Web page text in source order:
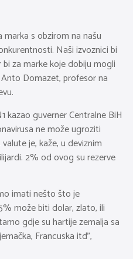
marka s obzirom na našu
Naši izvoznici bi
za marke koje dobiju mogli
Domazet, profesor na
kazao guverner Centralne BiH
ne može ugroziti
je, kaže, u deviznim
2% od ovog su rezerve
imati nešto što je
može biti dolar, zlato, ili
gdje su hartije zemalja sa
Francuska itd”,